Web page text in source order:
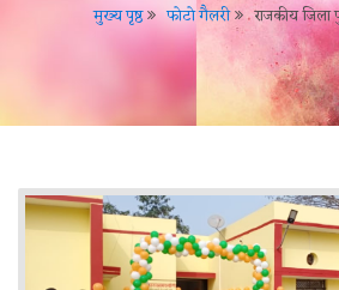
मुख्य पृष्ठ फोटो गैलरी राजकीय